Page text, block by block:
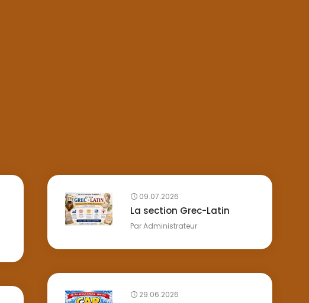
09.07.2026
La section Grec-Latin
ParAdministrateur
29.06.2026